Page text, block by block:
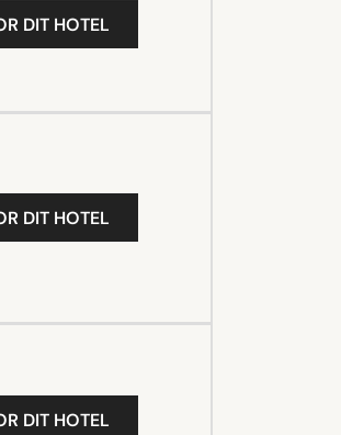
DIT HOTEL
DIT HOTEL
DIT HOTEL